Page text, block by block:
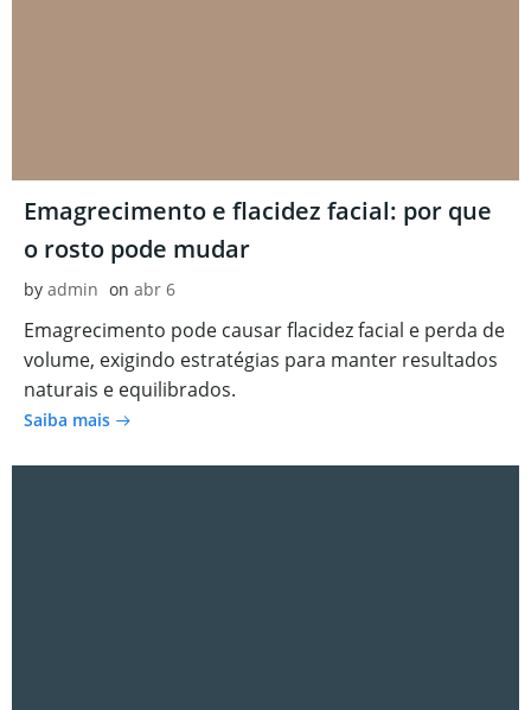
Emagrecimento e flacidez facial: por que
o rosto pode mudar
by admin on abr 6
Emagrecimento pode causar flacidez facial e perda de
volume, exigindo estratégias para manter resultados
naturais e equilibrados.
Saiba mais